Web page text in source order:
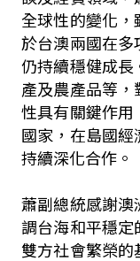
全球性的變化
於台澳兩國在
仍持續穩健成
產及農產品等
性具有關鍵作
國家，在島國
持續深化合作。
蕭副總統感謝
調台海和平穩
雙方社會繁榮